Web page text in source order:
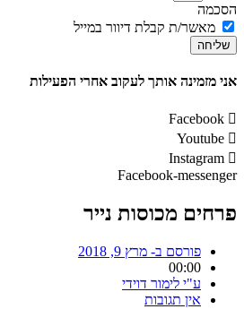
הסכמה
מאשר/ת קבלת דיוור במייל
שליחה
אני מזמינה אותך לעקוב אחרי הפעילות
Facebook
Youtube
Instagram
Facebook-messenger
פרחים מכוסות נייר
פורסם ב- מרץ 9, 2018
00:00
ע"י לימור דוידי
אין תגובות